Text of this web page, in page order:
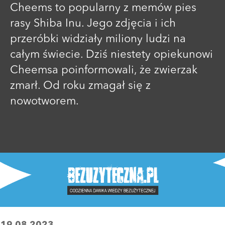
Cheems to popularny z memów pies
rasy Shiba Inu. Jego zdjęcia i ich
przeróbki widziały miliony ludzi na
całym świecie. Dziś niestety opiekunowi
Cheemsa poinformowali, że zwierzak
zmarł. Od roku zmagał się z
nowotworem.